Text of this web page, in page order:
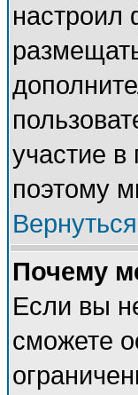
настроил
участие в
поэтому
Почему
Если вы
сможете